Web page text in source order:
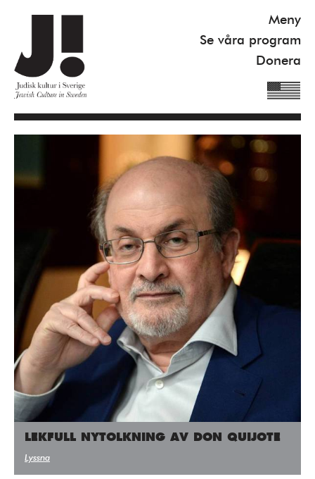
Meny
Se våra program
Donera
Nyheter
Kommande program
Se våra program
Gilel Storch Award
Våra böcker
Press/Media
Deltagare
Medlemskap/Kontakt
Integritetspolicy
Donera
LEKFULL NYTOLKNING AV DON QUIJOTE
Lyssna